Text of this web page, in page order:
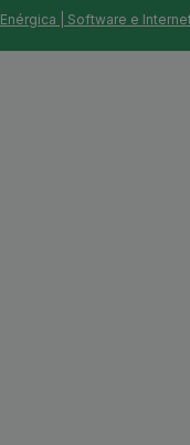
Enérgica | Software e